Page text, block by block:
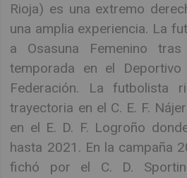
Rioja) es una extremo
una amplia experiencia. La
a Osasuna Femenino
temporada en el
Federación. La futbolista
trayectoria en el C. E. F.
en el E. D. F. Logroño
hasta 2021. En la campaña
fichó por el C. D.